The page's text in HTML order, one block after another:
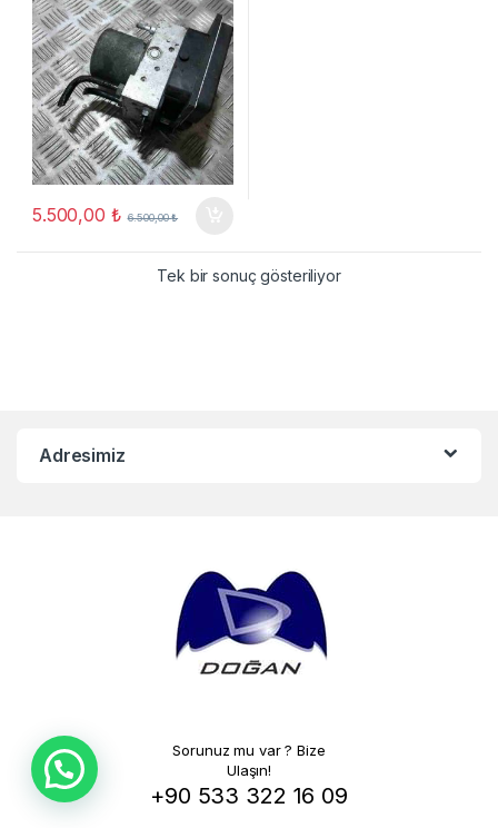
5.500,00 ₺ 6.500,00₺
Tek bir sonuç gösteriliyor
Adresimiz
Sorunuz mu var ? Bize
Ulaşın!
+90 533 322 16 09